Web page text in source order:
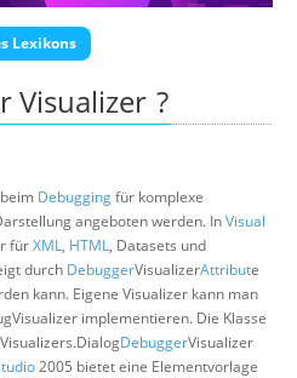
Lexikons
Visualizer ?
Debuggingfür komplexe
angeboten werden. InVisual
fürXML, HTML, Datasets und
durch DebuggerVisualizerAttribute
kann. Eigene Visualizer kann man
implementieren. Die Klasse
Visualizers.DialogDebuggerVisualizer
2005 bietet eine Elementvorlage